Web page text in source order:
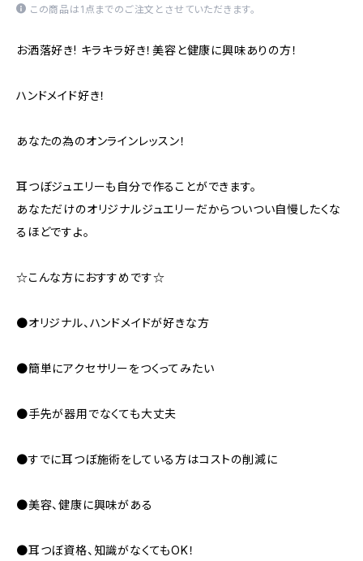
この商品は1点までのご注文とさせていただきます。
お洒落好き! キラキラ好き！美容と健康に興味ありの方！
ハンドメイド好き！
あなたの為のオンラインレッスン！
耳つぼジュエリーも自分で作ることができます。
あなただけのオリジナルジュエリーだからついつい自慢したくな
るほどですよ。
☆こんな方におすすめです☆
●オリジナル、ハンドメイドが好きな方
●簡単にアクセサリーをつくってみたい
●手先が器用でなくても大丈夫
●すでに耳つぼ施術をしている方はコストの削減に
●美容、健康に興味がある
●耳つぼ資格、知識がなくてもOK！